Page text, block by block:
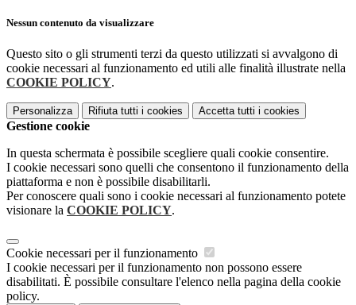
Nessun contenuto da visualizzare
Questo sito o gli strumenti terzi da questo utilizzati si avvalgono di
cookie necessari al funzionamento ed utili alle finalità illustrate nella
COOKIE POLICY.
Personalizza Rifiuta tutti i cookies Accetta tutti i cookies
Gestione cookie
In questa schermata è possibile scegliere quali cookie consentire.
I cookie necessari sono quelli che consentono il funzionamento della
piattaforma e non è possibile disabilitarli.
Per conoscere quali sono i cookie necessari al funzionamento potete
visionare la COOKIE POLICY.
Cookie necessari per il funzionamento
I cookie necessari per il funzionamento non possono essere
disabilitati. È possibile consultare l'elenco nella pagina della cookie
policy.